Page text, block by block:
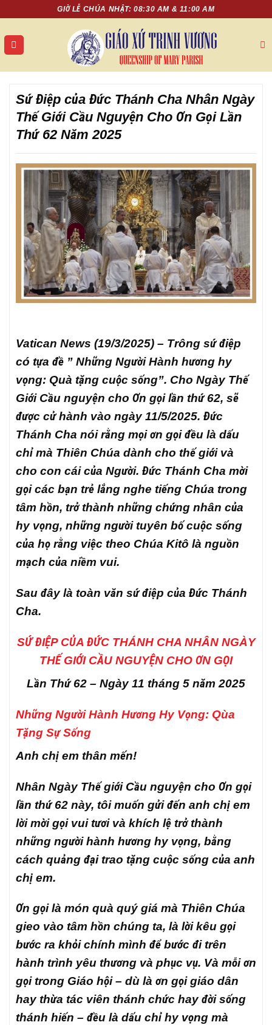
nội
dung
GIỜ LỄ CHÚA NHẬT: 08:30 AM & 11:00 AM
Sứ Điệp của Đức Thánh Cha Nhân Ngày
Thế Giới Cầu Nguyện Cho Ơn Gọi Lần
Thứ 62 Năm 2025
Vatican News (19/3/2025) – Trông sứ điệp
có tựa đề ” Những Người Hành hương hy
vọng: Quà tặng cuộc sống”. Cho Ngày Thế
Giới Cầu nguyện cho Ơn gọi lần thứ 62, sẽ
được cử hành vào ngày 11/5/2025. Đức
Thánh Cha nói rằng mọi ơn gọi đều là dấu
chỉ mà Thiên Chúa dành cho thế giới và
cho con cái của Người. Đức Thánh Cha mời
gọi các bạn trẻ lắng nghe tiếng Chúa trong
tâm hồn, trở thành những chứng nhân của
hy vọng, những người tuyên bố cuộc sống
của họ rằng việc theo Chúa Kitô là nguồn
mạch của niềm vui.
Sau đây là toàn văn sứ điệp của Đức Thánh
Cha.
SỨ ĐIỆP CỦA ĐỨC THÁNH CHA NHÂN NGÀY
THẾ GIỚI CẦU NGUYỆN CHO ƠN GỌI
Lần Thứ 62 – Ngày 11 tháng 5 năm 2025
Những Người Hành Hương Hy Vọng: Qùa
Tặng Sự Sống
Anh chị em thân mến!
Nhân Ngày Thế giới Cầu nguyện cho Ơn gọi
lần thứ 62 này, tôi muốn gửi đến anh chị em
lời mời gọi vui tươi và khích lệ trở thành
những người hành hương hy vọng, bằng
cách quảng đại trao tặng cuộc sống của anh
chị em.
Ơn gọi là món quà quý giá mà Thiên Chúa
gieo vào tâm hồn chúng ta, là lời kêu gọi
bước ra khỏi chính mình để bước đi trên
hành trình yêu thương và phục vụ. Và mỗi ơn
gọi trong Giáo hội – dù là ơn gọi giáo dân
hay thừa tác viên thánh chức hay đời sống
thánh hiến – đều là dấu chỉ hy vọng mà